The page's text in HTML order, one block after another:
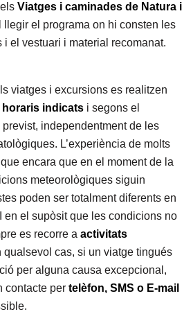
Viatges i caminades de Natura i
llegir el programa on hi consten les
i el vestuari i material recomanat.
viatges i excursions es realitzen
horaris indicats i segons el
independentment de les
L’experiència de molts
encara que en el moment de la
meteorològiques siguin
poden ser totalment diferents en
en el supòsit que les condicions no
es recorre a activitats
qualsevol cas, si un viatge tingués
per alguna causa excepcional,
contacte per telèfon, SMS o E-mail